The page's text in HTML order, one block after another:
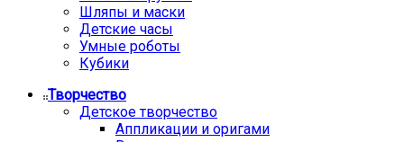
Шляпы и маски
Детские часы
Умные роботы
Кубики
Творчество
Детское творчество
Аппликации и оригами